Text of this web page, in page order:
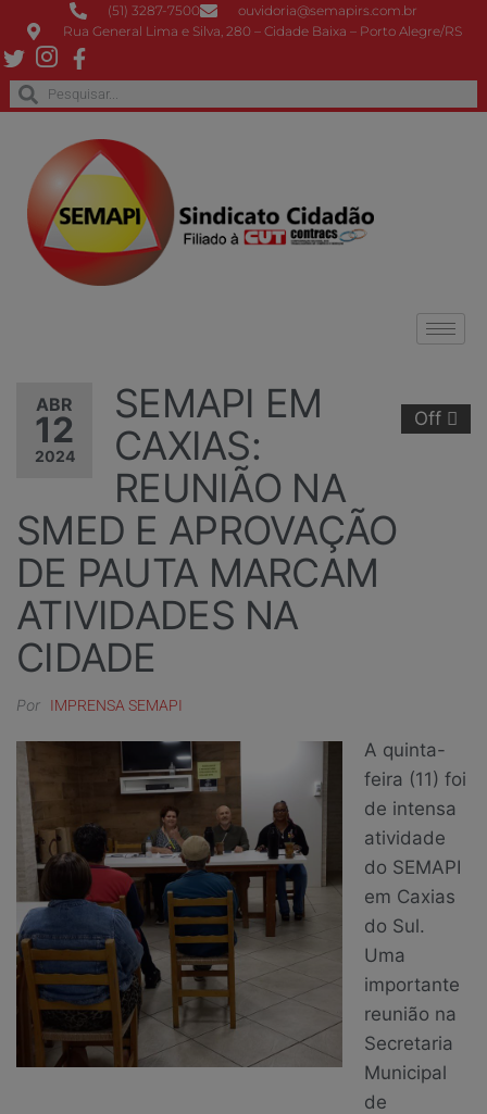
(51) 3287-7500
ouvidoria@semapirs.com.br
Rua General Lima e Silva, 280 – Cidade Baixa – Porto Alegre/RS
ABR
12
2024
Off
SEMAPI EM
CAXIAS:
REUNIÃO NA
SMED E APROVAÇÃO
DE PAUTA MARCAM
ATIVIDADES NA
CIDADE
Por IMPRENSA SEMAPI
A quinta-
feira (11) foi
de intensa
atividade
do SEMAPI
em Caxias
do Sul.
Uma
importante
reunião na
Secretaria
Municipal
de